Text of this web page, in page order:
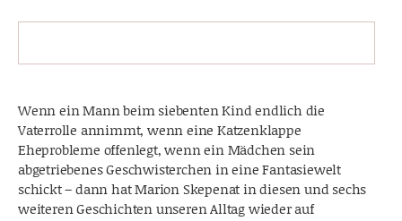
Wenn ein Mann beim siebenten Kind endlich die
Vaterrolle annimmt, wenn eine Katzenklappe
Eheprobleme offenlegt, wenn ein Mädchen sein
abgetriebenes Geschwisterchen in eine Fantasiewelt
schickt – dann hat Marion Skepenat in diesen und sechs
weiteren Geschichten unseren Alltag wieder auf